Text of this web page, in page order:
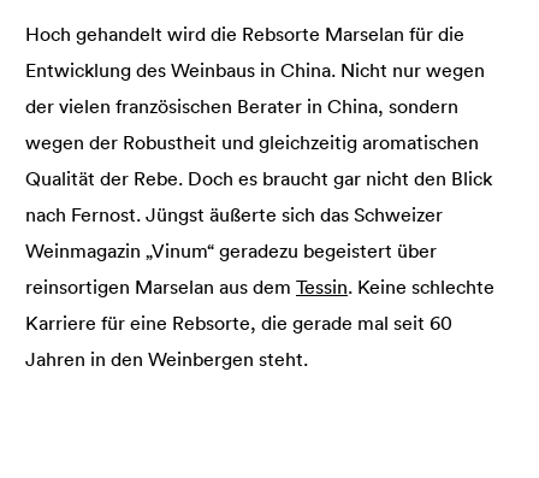
Hoch gehandelt wird die Rebsorte Marselan für die
Entwicklung des Weinbaus in China. Nicht nur wegen
der vielen französischen Berater in China, sondern
wegen der Robustheit und gleichzeitig aromatischen
Qualität der Rebe. Doch es braucht gar nicht den Blick
nach Fernost. Jüngst äußerte sich das Schweizer
Weinmagazin „Vinum“ geradezu begeistert über
reinsortigen Marselan aus dem Tessin. Keine schlechte
Karriere für eine Rebsorte, die gerade mal seit 60
Jahren in den Weinbergen steht.